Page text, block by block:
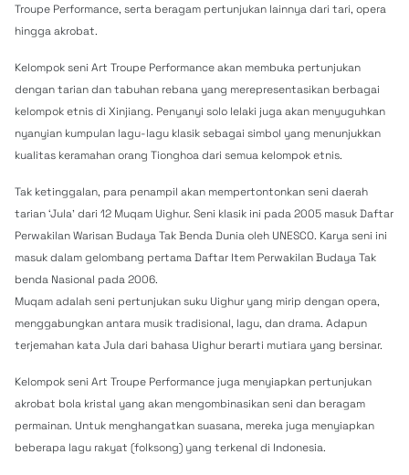
Troupe Performance, serta beragam pertunjukan lainnya dari tari, opera
hingga akrobat.
Kelompok seni Art Troupe Performance akan membuka pertunjukan
dengan tarian dan tabuhan rebana yang merepresentasikan berbagai
kelompok etnis di Xinjiang. Penyanyi solo lelaki juga akan menyuguhkan
nyanyian kumpulan lagu-lagu klasik sebagai simbol yang menunjukkan
kualitas keramahan orang Tionghoa dari semua kelompok etnis.
Tak ketinggalan, para penampil akan mempertontonkan seni daerah
tarian ‘Jula’ dari 12 Muqam Uighur. Seni klasik ini pada 2005 masuk Daftar
Perwakilan Warisan Budaya Tak Benda Dunia oleh UNESCO. Karya seni ini
masuk dalam gelombang pertama Daftar Item Perwakilan Budaya Tak
benda Nasional pada 2006.
Muqam adalah seni pertunjukan suku Uighur yang mirip dengan opera,
menggabungkan antara musik tradisional, lagu, dan drama. Adapun
terjemahan kata Jula dari bahasa Uighur berarti mutiara yang bersinar.
Kelompok seni Art Troupe Performance juga menyiapkan pertunjukan
akrobat bola kristal yang akan mengombinasikan seni dan beragam
permainan. Untuk menghangatkan suasana, mereka juga menyiapkan
beberapa lagu rakyat (folksong) yang terkenal di Indonesia.